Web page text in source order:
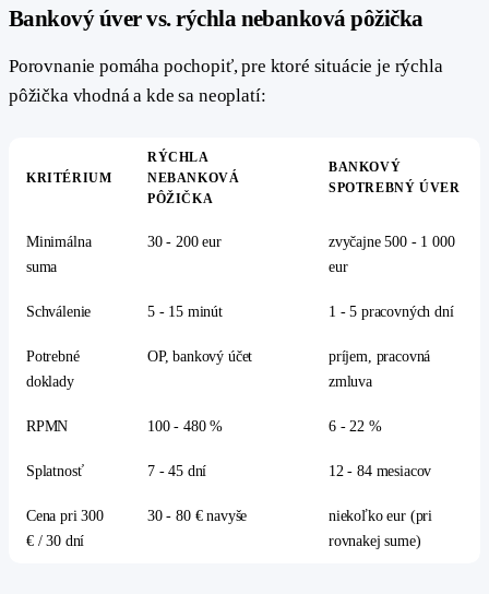
Bankový úver vs. rýchla nebanková pôžička
Porovnanie pomáha pochopiť, pre ktoré situácie je rýchla
pôžička vhodná a kde sa neoplatí:
KRITÉRIUM
RÝCHLA
NEBANKOVÁ
PÔŽIČKA
BANKOVÝ
SPOTREBNÝ ÚVER
Minimálna
suma
30 - 200 eur
zvyčajne 500 - 1 000
eur
Schválenie 5 - 15 minút 1 - 5 pracovných dní
Potrebné
doklady
OP, bankový účet
príjem, pracovná
zmluva
RPMN 100 - 480 % 6 - 22 %
Splatnosť 7 - 45 dní 12 - 84 mesiacov
Cena pri 300
€ / 30 dní
30 - 80 € navyše
niekoľko eur (pri
rovnakej sume)